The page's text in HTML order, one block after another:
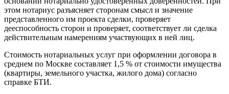
этом нотариус разъясняет сторонам смысл и значение
представленного им проекта сделки, проверяет
дееспособность сторон и проверяет, соответствует ли сделка
действительным намерениям участвующих в ней лиц.
Стоимость нотариальных услуг при оформлении договора в
среднем по Москве составляет 1,5 % от стоимости имущества
(квартиры, земельного участка, жилого дома) согласно
справке БТИ.